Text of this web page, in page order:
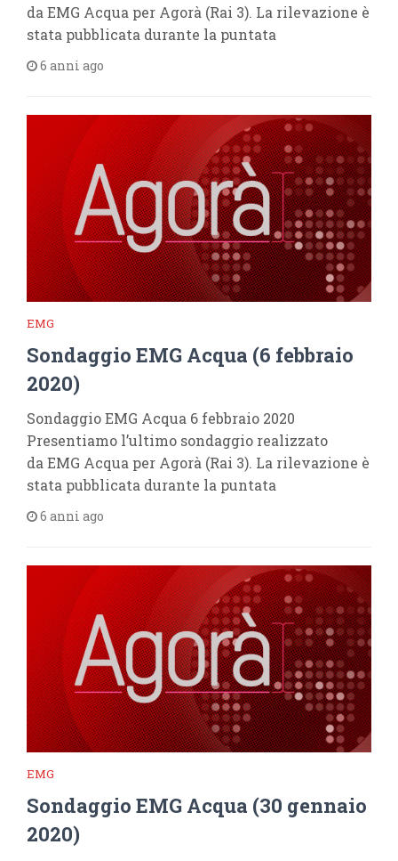
da EMG Acqua per Agorà (Rai 3). La rilevazione è
stata pubblicata durante la puntata
6 anni ago
EMG
Sondaggio EMG Acqua (6 febbraio
2020)
Sondaggio EMG Acqua 6 febbraio 2020
Presentiamo l’ultimo sondaggio realizzato
da EMG Acqua per Agorà (Rai 3). La rilevazione è
stata pubblicata durante la puntata
6 anni ago
EMG
Sondaggio EMG Acqua (30 gennaio
2020)